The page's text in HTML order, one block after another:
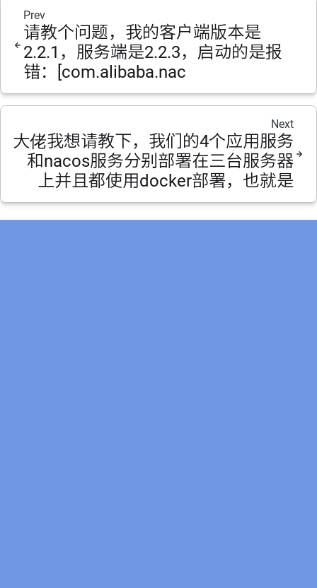
Prev
请教个问题，我的客户端版本是
2.2.1，服务端是2.2.3，启动的是报
错：[com.alibaba.nac
Next
大佬我想请教下，我们的4个应用服务
和nacos服务分别部署在三台服务器
上并且都使用docker部署，也就是